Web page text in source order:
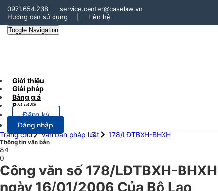
0971.654.238
service.center@caselaw.vn
Hướng dẫn sử dụng
Liên hệ
Toggle Navigation
Giới thiệu
Giải pháp
Bảng giá
Bài viết
Đăng ký
Đăng nhập
Trang chủ
Văn bản pháp luật 178/LĐTBXH-BHXH
Thông tin văn bản
84
0
Công văn số 178/LĐTBXH-BHXH
ngày 16/01/2006 Của Bộ Lao